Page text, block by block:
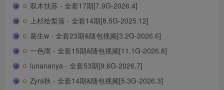
双木扶苏 - 全套17期[7.9G-2026.4]
上杉绘梨落 - 全套14期[8.5G-2025.12]
葛生w - 全套23期&随包视频[3.2G-2026.6]
一色雨 - 全套15期&随包视频[11.1G-2026.8]
lunananya - 全套53期[9.6G-2026.7]
Zyra秋 - 全套14期&随包视频[5.3G-2026.3]